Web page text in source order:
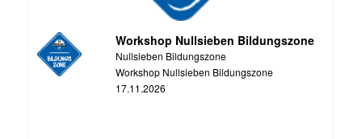
Workshop Nullsieben Bildungszone
Nullsieben Bildungszone
Workshop Nullsieben Bildungszone
17.11.2026